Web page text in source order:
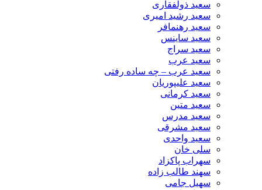
سعید ذولفقاری
سعید رشید امیری
سعید رهنمافر
سعید ساینس
سعید سراج
سعید عرب
سعید عرب – چه ساده رفتی
سعید علیپوریان
سعید کرمانی
سعید متین
سعید مدرس
سعید مشرقی
سعید واحدی
سلی خان
سهراب پاکزاد
سهند طالب زاده
سهیل جامی